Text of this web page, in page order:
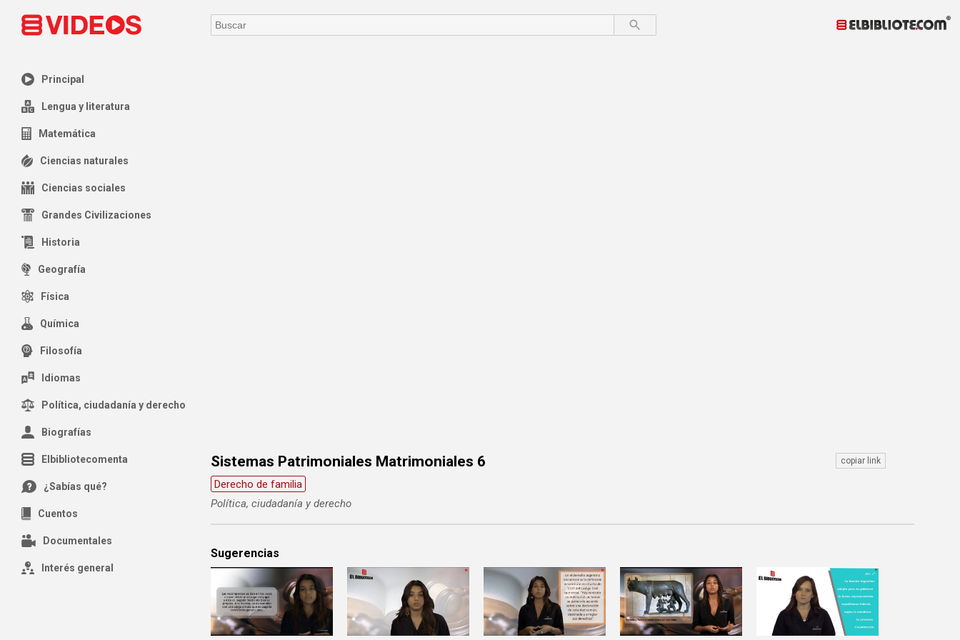
Principal
Lengua y literatura
Matemática
Ciencias naturales
Ciencias sociales
Grandes Civilizaciones
Historia
Geografía
Física
Química
Filosofía
Idiomas
Política, ciudadanía y derecho
Biografías
Elbibliotecomenta
¿Sabías qué?
Cuentos
Documentales
Interés general
copiar link
Sistemas Patrimoniales Matrimoniales 6
Derecho de familia
Política, ciudadanía y derecho
Sugerencias